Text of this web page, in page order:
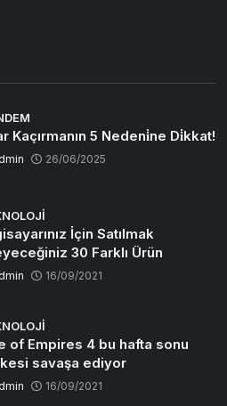
Kaçırmanın 5 Nedeni̇ne Di̇kkat!
26/06/2025
İçin Satılmak
30 Farklı Ürün
16/09/2021
of Empires 4 bu hafta sonu
savaşa ediyor
16/09/2021